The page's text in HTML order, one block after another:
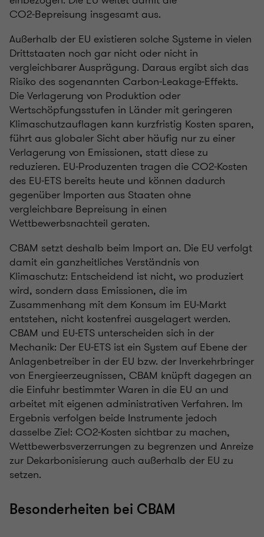
CO2‑Bepreisung insgesamt aus.
Außerhalb der EU existieren solche Systeme in vielen
Drittstaaten noch gar nicht oder nicht in
vergleichbarer Ausprägung. Daraus ergibt sich das
Risiko des sogenannten Carbon‑Leakage‑Effekts.
Die Verlagerung von Produktion oder
Wertschöpfungsstufen in Länder mit geringeren
Klimaschutzauflagen kann kurzfristig Kosten sparen,
führt aus globaler Sicht aber häufig nur zu einer
Verlagerung von Emissionen, statt diese zu
reduzieren. EU‑Produzenten tragen die CO2‑Kosten
des EU‑ETS bereits heute und können dadurch
gegenüber Importen aus Staaten ohne
vergleichbare Bepreisung in einen
Wettbewerbsnachteil geraten.
CBAM setzt deshalb beim Import an. Die EU verfolgt
damit ein ganzheitliches Verständnis von
Klimaschutz: Entscheidend ist nicht, wo produziert
wird, sondern dass Emissionen, die im
Zusammenhang mit dem Konsum im EU‑Markt
entstehen, nicht kostenfrei ausgelagert werden.
CBAM und EU‑ETS unterscheiden sich in der
Mechanik: Der EU‑ETS ist ein System auf Ebene der
Anlagenbetreiber in der EU bzw. der Inverkehrbringer
von Energieerzeugnissen, CBAM knüpft dagegen an
die Einfuhr bestimmter Waren in die EU an und
arbeitet mit eigenen administrativen Verfahren. Im
Ergebnis verfolgen beide Instrumente jedoch
dasselbe Ziel: CO2‑Kosten sichtbar zu machen,
Wettbewerbsverzerrungen zu begrenzen und Anreize
zur Dekarbonisierung auch außerhalb der EU zu
setzen.
Besonderheiten bei CBAM